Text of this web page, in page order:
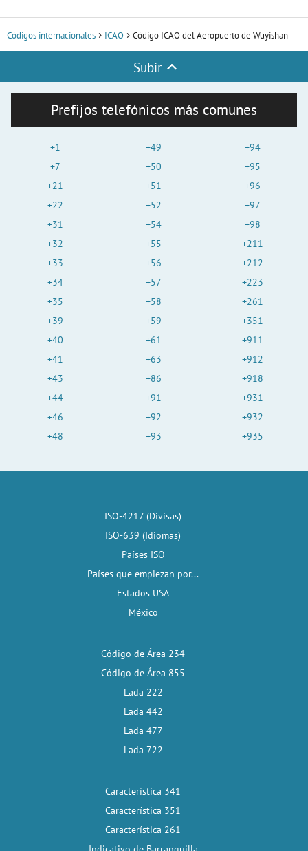
Códigos internacionales ICAO Código ICAO del Aeropuerto de Wuyishan
Subir
Prefijos telefónicos más comunes
+1
+7
+21
+22
+31
+32
+33
+34
+35
+39
+40
+41
+43
+44
+46
+48
+49
+50
+51
+52
+54
+55
+56
+57
+58
+59
+61
+63
+86
+91
+92
+93
+94
+95
+96
+97
+98
+211
+212
+223
+261
+351
+911
+912
+918
+931
+932
+935
ISO-4217 (Divisas)
ISO-639 (Idiomas)
Países ISO
Países que empiezan por...
Estados USA
México
Código de Área 234
Código de Área 855
Lada 222
Lada 442
Lada 477
Lada 722
Característica 341
Característica 351
Característica 261